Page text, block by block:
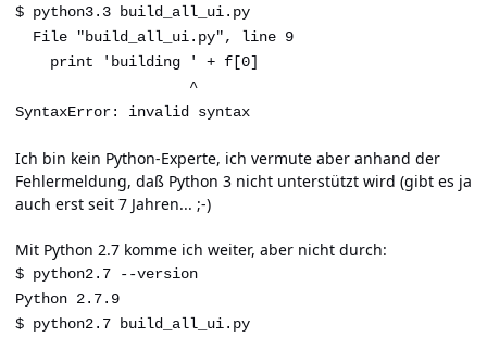
$ python3.3 build_all_ui.py
File "build_all_ui.py", line 9
print 'building ' + f[0]
^
SyntaxError: invalid syntax
Ich bin kein Python-Experte, ich vermute aber anhand der
Fehlermeldung, daß Python 3 nicht unterstützt wird (gibt es ja
auch erst seit 7 Jahren... ;-)
Mit Python 2.7 komme ich weiter, aber nicht durch:
$ python2.7 --version
Python 2.7.9
$ python2.7 build_all_ui.py